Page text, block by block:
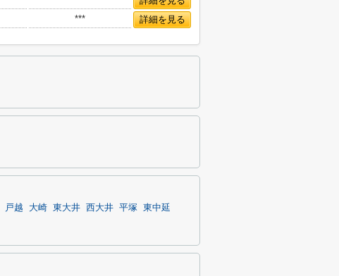
*** 詳細を見る
戸越 大崎 東大井 西大井 平塚 東中延